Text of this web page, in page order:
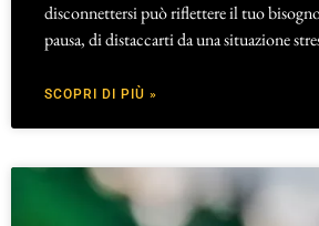
disconnettersi può riflettere il tuo
pausa, di distaccarti da una situazione
SCOPRI DI PIÙ »